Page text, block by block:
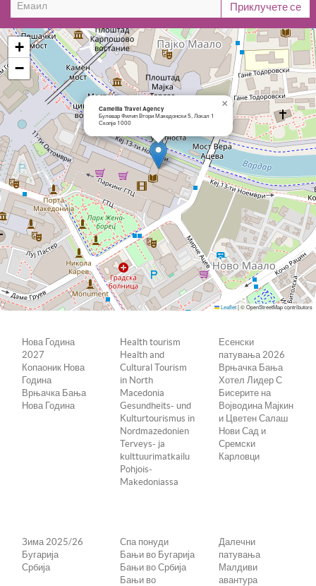
Camellia Travel Agency
Булевар Филип Втори Македонски 5, Локал 1
Скопје 1000
×
+
−
Leaflet|© OpenStreetMap contributors
Нова Година
2027
Копаоник Нова
Година
Врњачка Бања
Нова Година
Health tourism
Health and
Cultural Tourism
in North
Macedonia
Gesundheits- und
Kulturtourismus in
Nordmazedonien
Terveys- ja
kulttuurimatkailu
Pohjois-
Makedoniassa
Есенски
патувања 2026
Врњачка Бања
Хотел Лидер С
Бисерите на
Војводина Мајкин
и Цветен Салаш
Нови Сад и
Сремски
Карловци
Зима 2025/26
Бугарија
Србија
Спа понуди
Бањи во Бугарија
Бањи во Србија
Бањи во
Далечни
патувања
Малдиви
авантура